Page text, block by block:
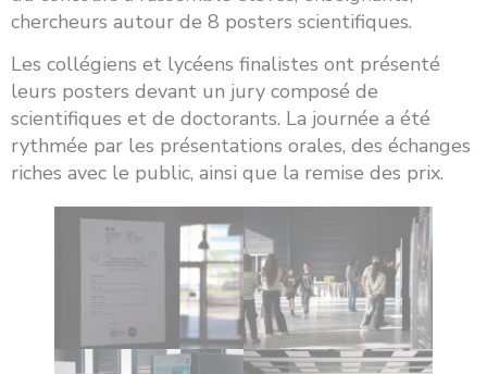
chercheurs autour de 8 posters scientifiques.
Les collégiens et lycéens finalistes ont présenté
leurs posters devant un jury composé de
scientifiques et de doctorants. La journée a été
rythmée par les présentations orales, des échanges
riches avec le public, ainsi que la remise des prix.